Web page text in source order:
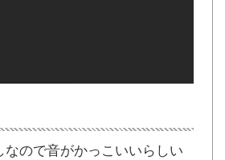
なので音がかっこいいらしい